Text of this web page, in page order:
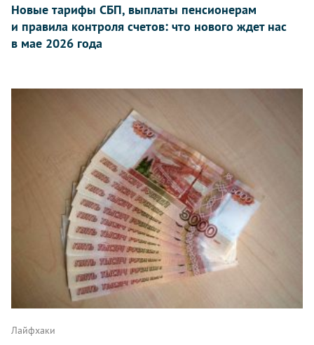
Новые тарифы СБП, выплаты пенсионерам
и правила контроля счетов: что нового ждет нас
в мае 2026 года
Лайфхаки